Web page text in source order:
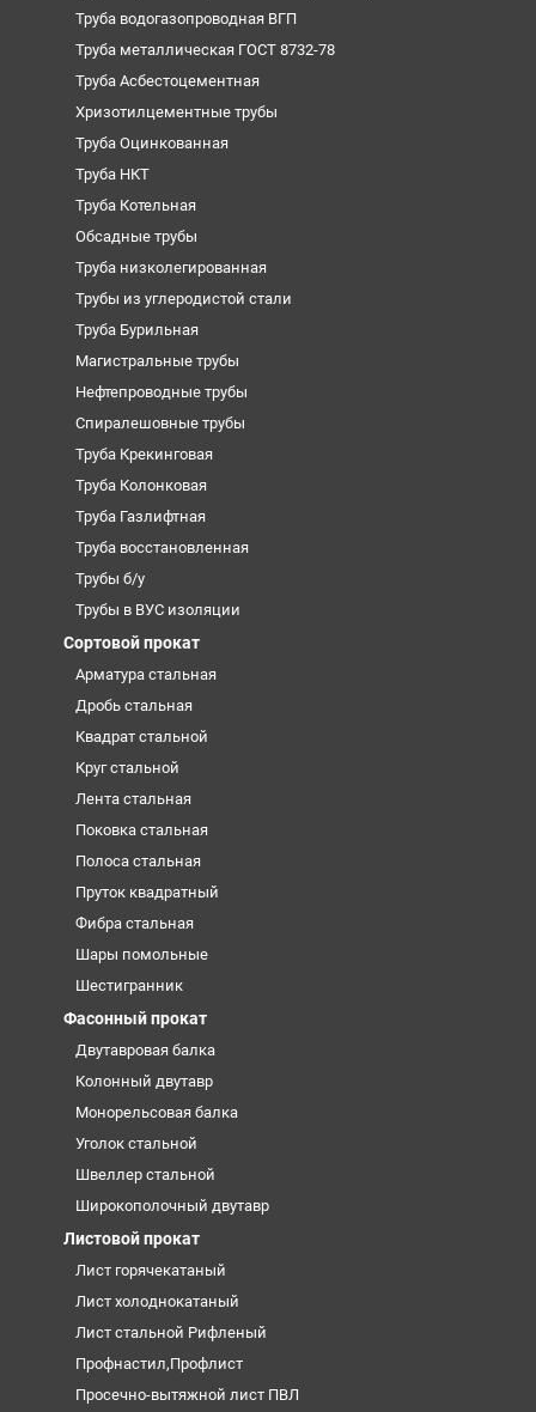
Труба водогазопроводная ВГП
Труба металлическая ГОСТ 8732-78
Труба Асбестоцементная
Хризотилцементные трубы
Труба Оцинкованная
Труба НКТ
Труба Котельная
Обсадные трубы
Труба низколегированная
Трубы из углеродистой стали
Труба Бурильная
Магистральные трубы
Нефтепроводные трубы
Спиралешовные трубы
Труба Крекинговая
Труба Колонковая
Труба Газлифтная
Труба восстановленная
Трубы б/у
Трубы в ВУС изоляции
Сортовой прокат
Арматура стальная
Дробь стальная
Квадрат стальной
Круг стальной
Лента стальная
Поковка стальная
Полоса стальная
Пруток квадратный
Фибра стальная
Шары помольные
Шестигранник
Фасонный прокат
Двутавровая балка
Колонный двутавр
Монорельсовая балка
Уголок стальной
Швеллер стальной
Широкополочный двутавр
Листовой прокат
Лист горячекатаный
Лист холоднокатаный
Лист стальной Рифленый
Профнастил,Профлист
Просечно-вытяжной лист ПВЛ